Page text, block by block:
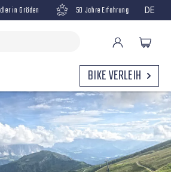
in Gröden 50 Jahre Erfahrung DE
BIKE VERLEIH